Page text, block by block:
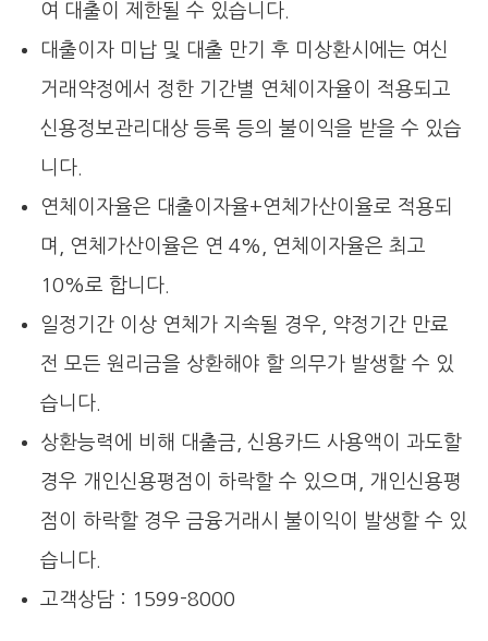
여 대출이 제한될 수 있습니다.
대출이자 미납 및 대출 만기 후 미상환시에는 여신
거래약정에서 정한 기간별 연체이자율이 적용되고
신용정보관리대상 등록 등의 불이익을 받을 수 있습
니다.
연체이자율은 대출이자율+연체가산이율로 적용되
며, 연체가산이율은 연 4%, 연체이자율은 최고
10%로 합니다.
일정기간 이상 연체가 지속될 경우, 약정기간 만료
전 모든 원리금을 상환해야 할 의무가 발생할 수 있
습니다.
상환능력에 비해 대출금, 신용카드 사용액이 과도할
경우 개인신용평점이 하락할 수 있으며, 개인신용평
점이 하락할 경우 금융거래시 불이익이 발생할 수 있
습니다.
고객상담 : 1599-8000